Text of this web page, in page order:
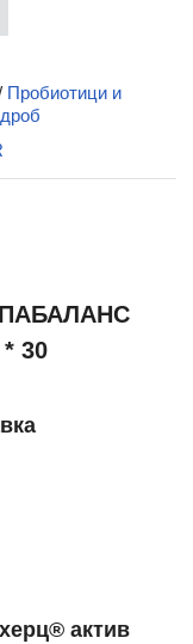
Пробиотици и
30
актив